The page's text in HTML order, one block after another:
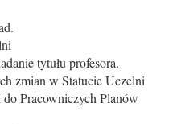
tytułu profesora.
zmian w Statucie Uczelni
Pracowniczych Planów